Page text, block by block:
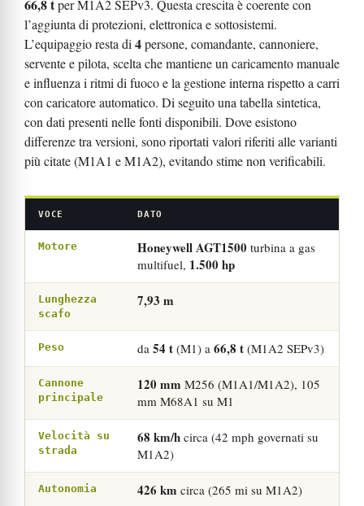
66,8 tper M1A2 SEPv3. Questa crescita è coerente con
l’aggiunta di protezioni, elettronica e sottosistemi.
L’equipaggio resta di 4persone, comandante, cannoniere,
servente e pilota, scelta che mantiene un caricamento manuale
e influenza i ritmi di fuoco e la gestione interna rispetto a carri
con caricatore automatico. Di seguito una tabella sintetica,
con dati presenti nelle fonti disponibili. Dove esistono
differenze tra versioni, sono riportati valori riferiti alle varianti
più citate (M1A1 e M1A2), evitando stime non verificabili.
VOCE DATO
Motore Honeywell AGT1500 turbina a gas
multifuel, 1.500 hp
Lunghezza
scafo
7,93 m
Peso da 54 t (M1) a 66,8 t (M1A2 SEPv3)
Cannone
principale
120 mm M256 (M1A1/M1A2), 105
mm M68A1 su M1
Velocità su
strada
68 km/h circa (42 mph governati su
M1A2)
Autonomia 426 km circa (265 mi su M1A2)